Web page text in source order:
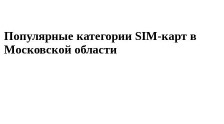
Популярные категории SIM-карт в
Московской области